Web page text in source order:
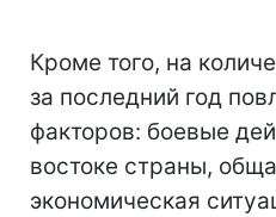
Кроме того, на
за последний год
факторов: боевые
востоке страны,
экономическая